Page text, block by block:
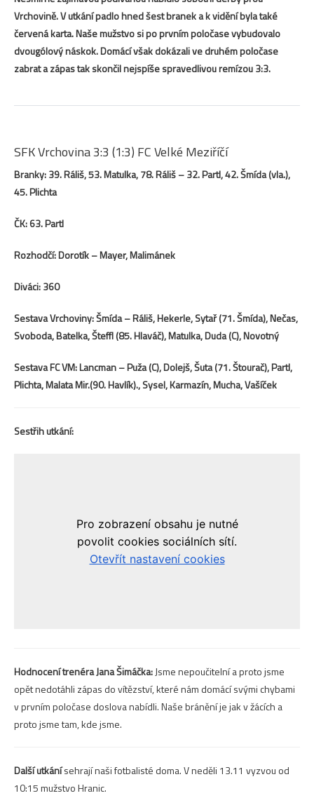
Vrchovině. V utkání padlo hned šest branek a k vidění byla také
červená karta. Naše mužstvo si po prvním poločase vybudovalo
dvougólový náskok. Domácí však dokázali ve druhém poločase
zabrat a zápas tak skončil nejspíše spravedlivou remízou 3:3.
SFK Vrchovina 3:3 (1:3) FC Velké Meziříčí
Branky: 39. Ráliš, 53. Matulka, 78. Ráliš – 32. Partl, 42. Šmída (vla.),
45. Plichta
ČK: 63. Partl
Rozhodčí: Dorotík – Mayer, Malimánek
Diváci: 360
Sestava Vrchoviny: Šmída – Ráliš, Hekerle, Sytař (71. Šmída), Nečas,
Svoboda, Batelka, Šteffl (85. Hlaváč), Matulka, Duda (C), Novotný
Sestava FC VM: Lancman – Puža (C), Dolejš, Šuta (71. Štourač), Partl,
Plichta, Malata Mir.(90. Havlík)., Sysel, Karmazín, Mucha, Vašíček
Sestřih utkání:
Hodnocení trenéra Jana Šimáčka:Jsme nepoučitelní a proto jsme
opět nedotáhli zápas do vítězství, které nám domácí svými chybami
v prvním poločase doslova nabídli. Naše bránění je jak v žácích a
proto jsme tam, kde jsme.
Další utkánísehrají naši fotbalisté doma. V neděli 13.11 vyzvou od
10:15 mužstvo Hranic.